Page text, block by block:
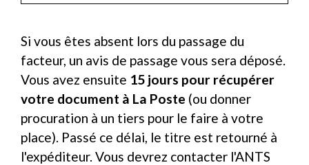
Si vous êtes absent lors du passage du
facteur, un avis de passage vous sera déposé.
Vous avez ensuite 15 jours pour récupérer
votre document à La Poste (ou donner
procuration à un tiers pour le faire à votre
place). Passé ce délai, le titre est retourné à
l'expéditeur. Vous devrez contacter l'ANTS